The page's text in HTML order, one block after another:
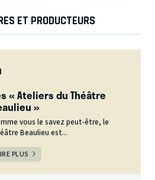
ET PRODUCTEURS
« Ateliers du Théâtre
»
vous le savez peut-être, le
Beaulieu est...
PLUS